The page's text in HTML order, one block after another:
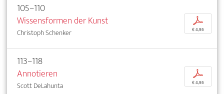
105–110
Wissensformen der Kunst
Christoph Schenker
p
€ 4,95
113–118
Annotieren
Scott DeLahunta
p
€ 4,95